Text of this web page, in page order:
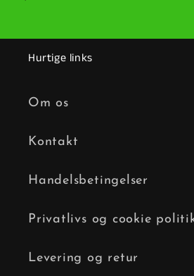
Hurtige links
Om os
Kontakt
Handelsbetingelser
Privatlivs og cookie
Levering og retur